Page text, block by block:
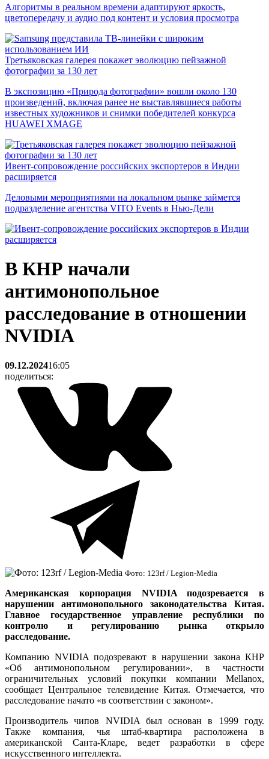
Алгоритмы в реальном времени адаптируют яркость,
цветопередачу и аудио под контент и условия просмотра
Третьяковская галерея покажет эволюцию пейзажной
фотографии за 130 лет
В экспозицию «Природа фотографии» вошли около 130
произведений, включая ранее не выставлявшиеся работы
известных художников и снимки победителей конкурса
HUAWEI XMAGE
Ивент-сопровождение российских экспортеров в Индии
расширяется
Деловыми мероприятиями на локальном рынке займется
подразделение агентства VITO Events в Нью-Дели
В КНР начали
антимонопольное
расследование в отношении
NVIDIA
09.12.202416:05
поделиться:
Фото: 123rf / Legion-Media
Американская корпорация NVIDIA подозревается в
нарушении антимонопольного законодательства Китая.
Главное государственное управление республики по
контролю и регулированию рынка открыло
расследование.
Компанию NVIDIA подозревают в нарушении закона КНР
«Об антимонопольном регулировании», в частности
ограничительных условий покупки компании Mellanox,
сообщает Центральное телевидение Китая. Отмечается, что
расследование начато «в соответствии с законом».
Производитель чипов NVIDIA был основан в 1999 году.
Также компания, чья штаб-квартира расположена в
американской Санта-Кларе, ведет разработки в сфере
искусственного интеллекта.